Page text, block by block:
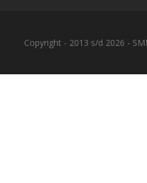
Copyright - 2013 s/d 2026 -